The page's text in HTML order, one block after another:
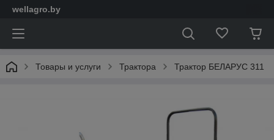
wellagro.by
Товары и услуги Трактора Трактор БЕЛАРУС 311